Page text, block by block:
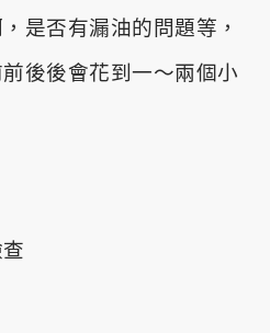
是否有漏油的問題等，
後後會花到一～兩個小